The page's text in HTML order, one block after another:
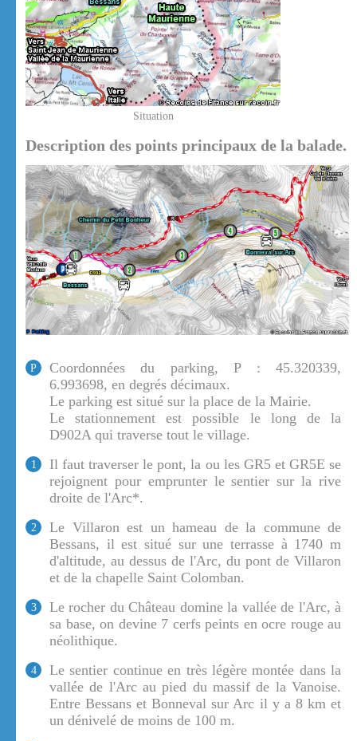
Situation
Description des points principaux de la balade.
P
Coordonnées du parking, P : 45.320339,
6.993698, en degrés décimaux.
Le parking est situé sur la place de la Mairie.
Le stationnement est possible le long de la
D902A qui traverse tout le village.
1
Il faut traverser le pont, la ou les GR5 et GR5E se
rejoignent pour emprunter le sentier sur la rive
droite de l'Arc*.
2
Le Villaron est un hameau de la commune de
Bessans, il est situé sur une terrasse à 1740 m
d'altitude, au dessus de l'Arc, du pont de Villaron
et de la chapelle Saint Colomban.
3
Le rocher du Château domine la vallée de l'Arc, à
sa base, on devine 7 cerfs peints en ocre rouge au
néolithique.
4
Le sentier continue en très légère montée dans la
vallée de l'Arc au pied du massif de la Vanoise.
Entre Bessans et Bonneval sur Arc il y a 8 km et
un dénivelé de moins de 100 m.